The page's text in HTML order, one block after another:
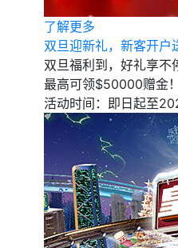
了解更多
双旦迎新礼，新客开
双旦福利到，好礼享不
最高可领$50000赠金！
活动时间：即日起至